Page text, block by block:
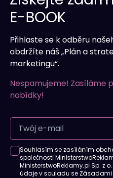
E-BOOK
Přihlaste se k odběru
obdržíte náš „Plán a
marketingu“.
Nespamujeme! Zasíláme
nabídky!
Souhlasím se zasíláním
společnosti
MinisterstwoReklamy.pl Sp. z
údaje v souladu se